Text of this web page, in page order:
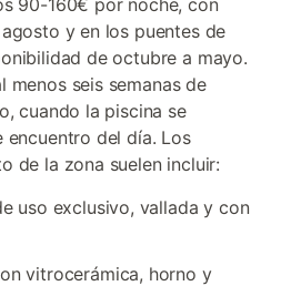
90-160€ por noche, con
y en los puentes de
de octubre a mayo.
menos seis semanas de
cuando la piscina se
del día. Los
de la zona suelen incluir:
uso exclusivo, vallada y con
vitrocerámica, horno y